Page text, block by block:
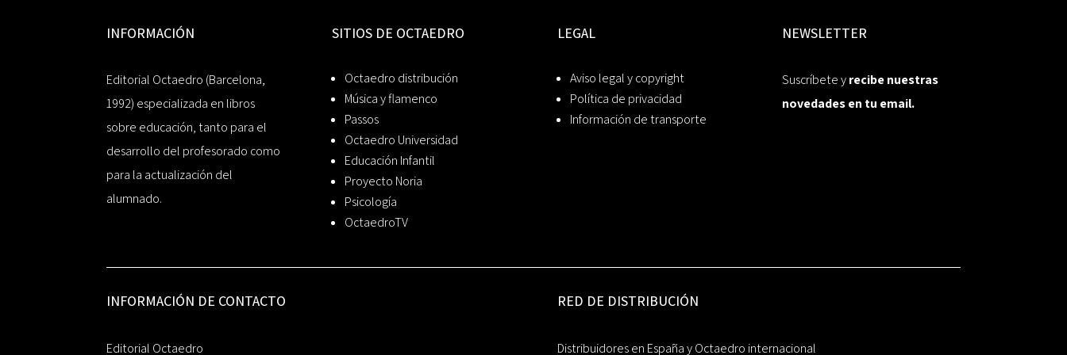
INFORMACIÓN
Editorial Octaedro (Barcelona,
1992) especializada en libros
sobre educación, tanto para el
desarrollo del profesorado como
para la actualización del
alumnado.
SITIOS DE OCTAEDRO
Octaedro distribución
Música y flamenco
Passos
Octaedro Universidad
Educación Infantil
Proyecto Noria
Psicología
OctaedroTV
LEGAL
Aviso legal y copyright
Política de privacidad
Información de transporte
NEWSLETTER
Suscríbete yrecibe nuestras
novedades en tu email.
INFORMACIÓN DE CONTACTO
Editorial Octaedro
RED DE DISTRIBUCIÓN
Distribuidores en España y Octaedro internacional